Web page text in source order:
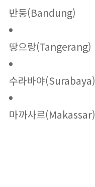
반둥(Bandung)
땅으랑(Tangerang)
수라바야(Surabaya)
마까사르(Makassar)